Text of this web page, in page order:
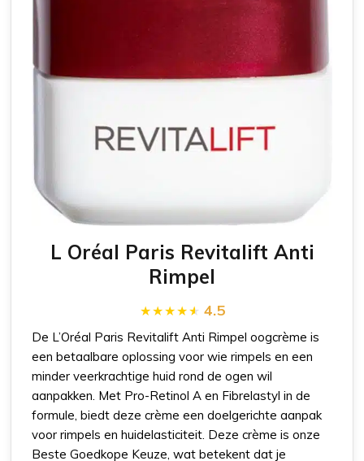
L Oréal Paris Revitalift Anti
Rimpel
4.5
De L’Oréal Paris Revitalift Anti Rimpel oogcrème is
een betaalbare oplossing voor wie rimpels en een
minder veerkrachtige huid rond de ogen wil
aanpakken. Met Pro-Retinol A en Fibrelastyl in de
formule, biedt deze crème een doelgerichte aanpak
voor rimpels en huidelasticiteit. Deze crème is onze
Beste Goedkope Keuze, wat betekent dat je